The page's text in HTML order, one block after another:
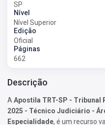
SP
Nível
Nível Superior
Edição
Oficial
Páginas
662
Descrição
A Apostila TRT-SP - Tribunal
2025 - Técnico Judiciário -
Especialidade, é um recurso